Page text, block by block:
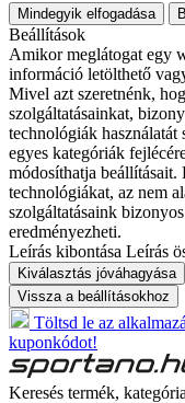
Mindegyik elfogadása
Beállítások
Amikor meglátogat egy
információ letölthető
Mivel azt szeretnénk,
szolgáltatásainkat,
technológiák használatát
egyes kategóriák
módosíthatja
technológiákat, az nem
szolgáltatásaink
eredményezheti.
Leírás kibontása Leírás
Kiválasztás jóváhagyása
Vissza a beállításokhoz
Töltsd le az
kuponkódot!
Keresés termék,